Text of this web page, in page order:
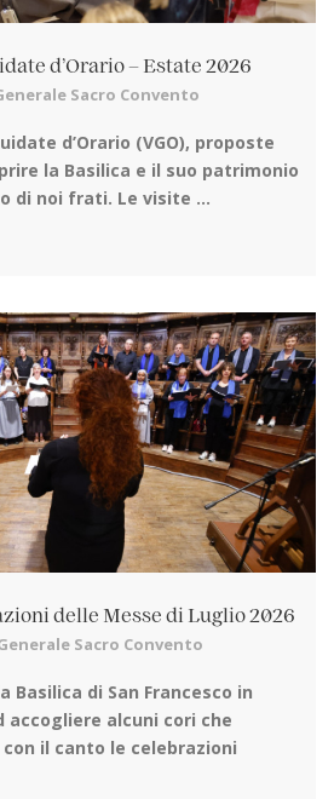
d’Orario – Estate 2026
Sacro Convento
d’Orario (VGO), proposte
la Basilica e il suo patrimonio
di noi frati. Le visite ...
delle Messe di Luglio 2026
Sacro Convento
Basilica di San Francesco in
accogliere alcuni cori che
il canto le celebrazioni